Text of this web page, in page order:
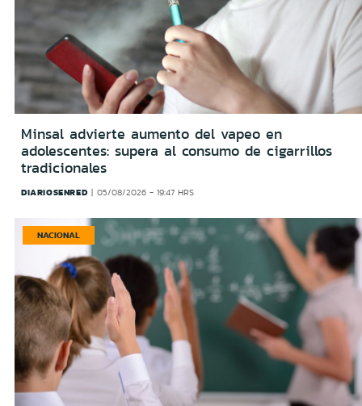
Minsal advierte aumento del vapeo en
adolescentes: supera al consumo de cigarrillos
tradicionales
DIARIOSENRED 05/08/2026 - 19:47 HRS
NACIONAL